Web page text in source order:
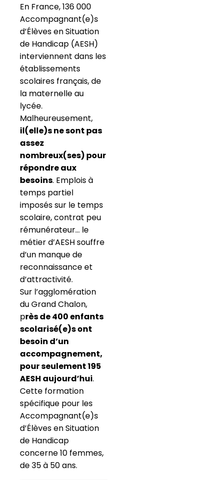
En France, 136 000
Accompagnant(e)s
d’Élèves en Situation
de Handicap (AESH)
interviennent dans les
établissements
scolaires français, de
la maternelle au
lycée.
Malheureusement,
il(elle)s ne sont pas
assez
nombreux(ses) pour
répondre aux
besoins. Emplois à
temps partiel
imposés sur le temps
scolaire, contrat peu
rémunérateur… le
métier d’AESH souffre
d’un manque de
reconnaissance et
d’attractivité.
Sur l’agglomération
du Grand Chalon,
près de 400 enfants
scolarisé(e)s ont
besoin d’un
accompagnement,
pour seulement 195
AESH aujourd’hui.
Cette formation
spécifique pour les
Accompagnant(e)s
d’Élèves en Situation
de Handicap
concerne 10 femmes,
de 35 à 50 ans.